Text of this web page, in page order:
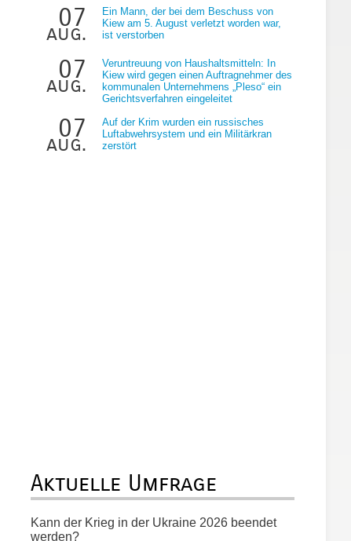
07
aug.
Ein Mann, der bei dem Beschuss von
Kiew am 5. August verletzt worden war,
ist verstorben
07
aug.
Veruntreuung von Haushaltsmitteln: In
Kiew wird gegen einen Auftragnehmer des
kommunalen Unternehmens „Pleso“ ein
Gerichtsverfahren eingeleitet
07
aug.
Auf der Krim wurden ein russisches
Luftabwehrsystem und ein Militärkran
zerstört
Aktuelle Umfrage
Kann der Krieg in der Ukraine 2026 beendet
werden?